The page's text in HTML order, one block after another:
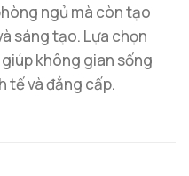
ngủ mà còn tạo
sáng tạo. Lựa chọn
không gian sống
tế và đẳng cấp.